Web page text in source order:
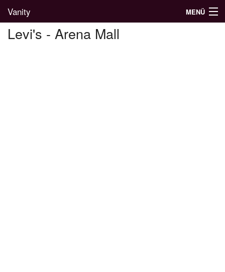
Vanity MENÜ
Levi's - Arena Mall